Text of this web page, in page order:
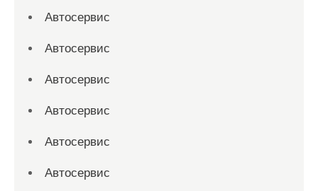
Автосервис
Автосервис
Автосервис
Автосервис
Автосервис
Автосервис